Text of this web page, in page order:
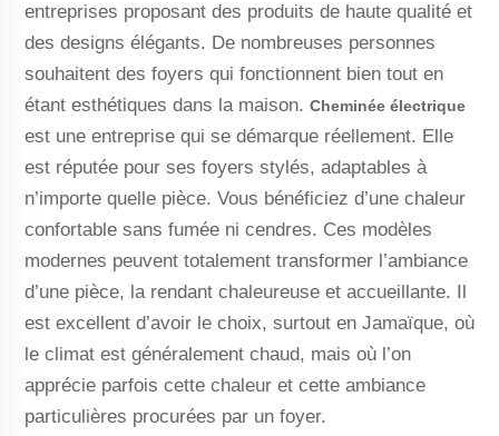
entreprises proposant des produits de haute qualité et
des designs élégants. De nombreuses personnes
souhaitent des foyers qui fonctionnent bien tout en
étant esthétiques dans la maison. Cheminée électrique
est une entreprise qui se démarque réellement. Elle
est réputée pour ses foyers stylés, adaptables à
n’importe quelle pièce. Vous bénéficiez d’une chaleur
confortable sans fumée ni cendres. Ces modèles
modernes peuvent totalement transformer l’ambiance
d’une pièce, la rendant chaleureuse et accueillante. Il
est excellent d’avoir le choix, surtout en Jamaïque, où
le climat est généralement chaud, mais où l’on
apprécie parfois cette chaleur et cette ambiance
particulières procurées par un foyer.